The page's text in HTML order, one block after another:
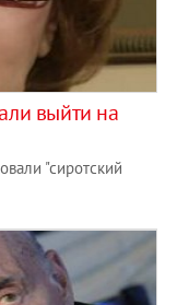
выйти на
"сиротский